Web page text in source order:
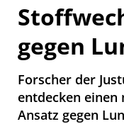
gegen
Forscher der
entdecken einen
Ansatz gegen